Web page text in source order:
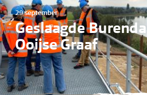
inhoud
gaan
29 september
Geslaagde
Ooijse Graaf